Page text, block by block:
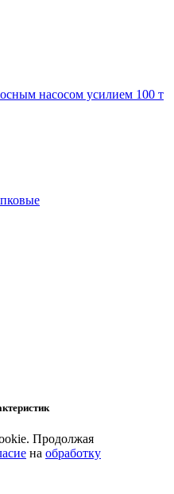
насосом усилием 100 т
Продолжая
на обработку